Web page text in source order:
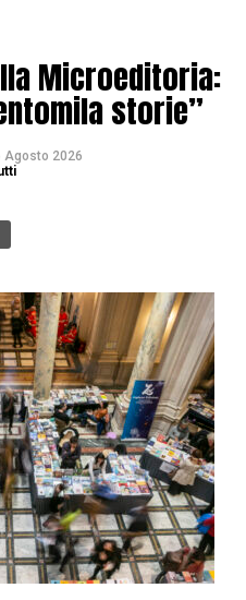
Microeditoria:
storie”
Agosto 2026